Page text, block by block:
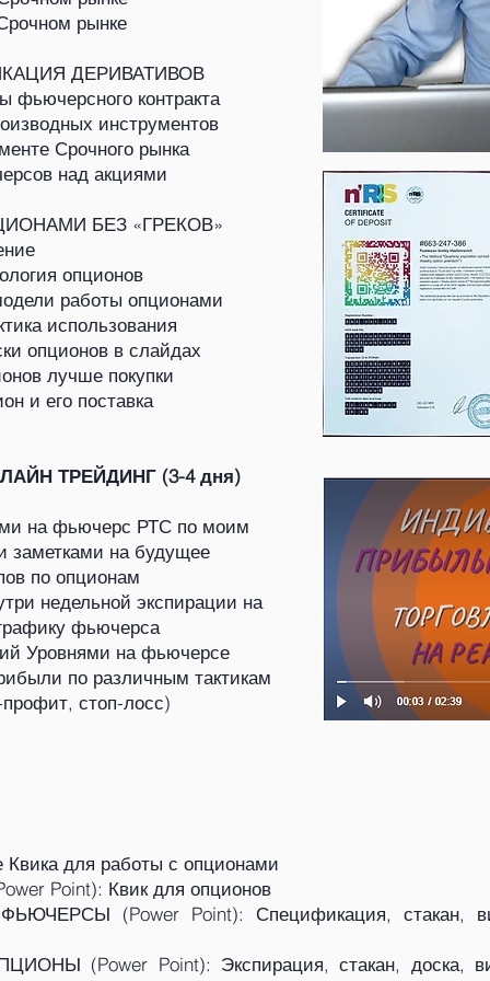
рынке
ДЕРИВАТИВОВ
контракта
инструментов
Срочного рынка
над акциями
БЕЗ «ГРЕКОВ»
опционов
работы опционами
использования
опционов в слайдах
лучше покупки
и его поставка
ТРЕЙДИНГ (3-4 дня)
на фьючерс РТС по моим
заметками на будущее
по опционам
недельной экспирации на
фьючерса
Уровнями на фьючерсе
по различным тактикам
стоп-лосс)
Квика для работы с опционами
Point): Квик для опционов
(Power Point): Спецификация, стакан,
(Power Point): Экспирация, стакан, доска,